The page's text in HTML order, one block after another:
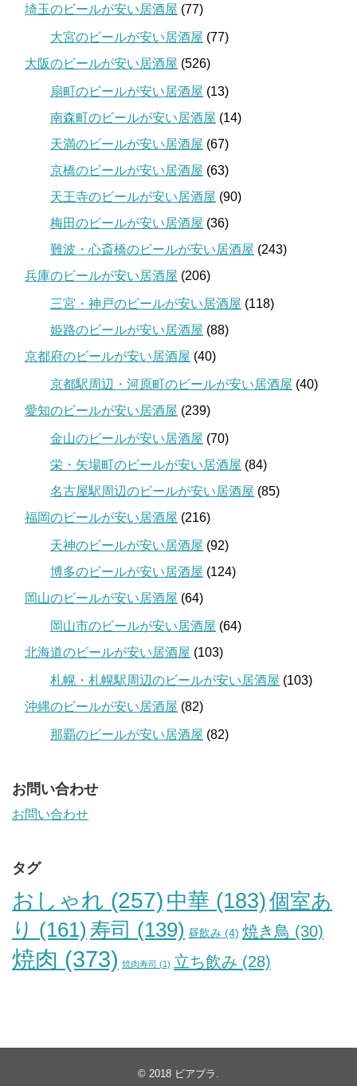
埼玉のビールが安い居酒屋 (77)
大宮のビールが安い居酒屋 (77)
大阪のビールが安い居酒屋 (526)
扇町のビールが安い居酒屋 (13)
南森町のビールが安い居酒屋 (14)
天満のビールが安い居酒屋 (67)
京橋のビールが安い居酒屋 (63)
天王寺のビールが安い居酒屋 (90)
梅田のビールが安い居酒屋 (36)
難波・心斎橋のビールが安い居酒屋 (243)
兵庫のビールが安い居酒屋 (206)
三宮・神戸のビールが安い居酒屋 (118)
姫路のビールが安い居酒屋 (88)
京都府のビールが安い居酒屋 (40)
京都駅周辺・河原町のビールが安い居酒屋 (40)
愛知のビールが安い居酒屋 (239)
金山のビールが安い居酒屋 (70)
栄・矢場町のビールが安い居酒屋 (84)
名古屋駅周辺のビールが安い居酒屋 (85)
福岡のビールが安い居酒屋 (216)
天神のビールが安い居酒屋 (92)
博多のビールが安い居酒屋 (124)
岡山のビールが安い居酒屋 (64)
岡山市のビールが安い居酒屋 (64)
北海道のビールが安い居酒屋 (103)
札幌・札幌駅周辺のビールが安い居酒屋 (103)
沖縄のビールが安い居酒屋 (82)
那覇のビールが安い居酒屋 (82)
お問い合わせ
お問い合わせ
タグ
おしゃれ (257) 中華 (183)個室あ
り (161) 寿司 (139) 昼飲み (4) 焼き鳥 (30)
焼肉 (373) 焼肉寿司 (1) 立ち飲み (28)
© 2018 ビアプラ .